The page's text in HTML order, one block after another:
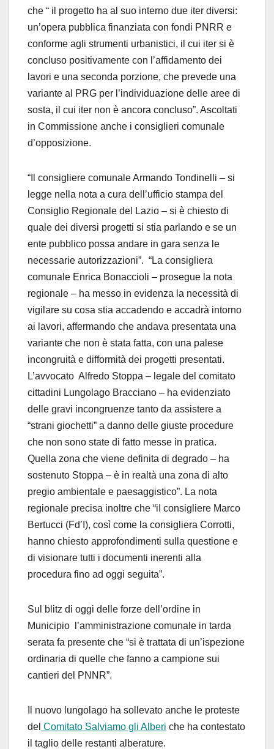
che “ il progetto ha al suo interno due iter diversi:
un’opera pubblica finanziata con fondi PNRR e
conforme agli strumenti urbanistici, il cui iter si è
concluso positivamente con l’affidamento dei
lavori e una seconda porzione, che prevede una
variante al PRG per l’individuazione delle aree di
sosta, il cui iter non è ancora concluso”. Ascoltati
in Commissione anche i consiglieri comunale
d’opposizione.
“Il consigliere comunale Armando Tondinelli – si
legge nella nota a cura dell’ufficio stampa del
Consiglio Regionale del Lazio – si è chiesto di
quale dei diversi progetti si stia parlando e se un
ente pubblico possa andare in gara senza le
necessarie autorizzazioni”. “La consigliera
comunale Enrica Bonaccioli – prosegue la nota
regionale – ha messo in evidenza la necessità di
vigilare su cosa stia accadendo e accadrà intorno
ai lavori, affermando che andava presentata una
variante che non è stata fatta, con una palese
incongruità e difformità dei progetti presentati.
L’avvocato Alfredo Stoppa – legale del comitato
cittadini Lungolago Bracciano – ha evidenziato
delle gravi incongruenze tanto da assistere a
“strani giochetti” a danno delle giuste procedure
che non sono state di fatto messe in pratica.
Quella zona che viene definita di degrado – ha
sostenuto Stoppa – è in realtà una zona di alto
pregio ambientale e paesaggistico”. La nota
regionale precisa inoltre che “iI consigliere Marco
Bertucci (Fd’I), così come la consigliera Corrotti,
hanno chiesto approfondimenti sulla questione e
di visionare tutti i documenti inerenti alla
procedura fino ad oggi seguita”.
Sul blitz di oggi delle forze dell’ordine in
Municipio l’amministrazione comunale in tarda
serata fa presente che “si è trattata di un’ispezione
ordinaria di quelle che fanno a campione sui
cantieri del PNNR”.
Il nuovo lungolago ha sollevato anche le proteste
del Comitato Salviamo gli Alberi che ha contestato
il taglio delle restanti alberature.